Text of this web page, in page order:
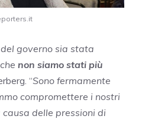
governo sia stata
non siamo stati più
“Sono fermamente
compromettere i nostri
delle pressioni di